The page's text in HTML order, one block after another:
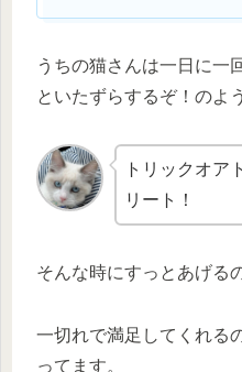
うちの猫さんは一日に一
といたずらするぞ！のよ
トリックオア
リート！
そんな時にすっとあげる
一切れで満足してくれる
ってます。